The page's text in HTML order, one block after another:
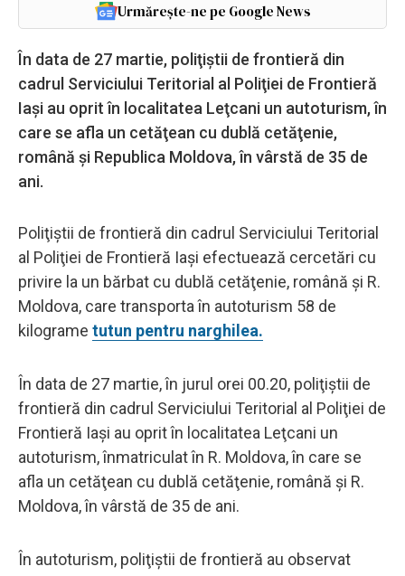
Urmărește-ne pe Google News
În data de 27 martie, poliţiştii de frontieră din
cadrul Serviciului Teritorial al Poliţiei de Frontieră
Iaşi au oprit în localitatea Leţcani un autoturism, în
care se afla un cetăţean cu dublă cetăţenie,
română şi Republica Moldova, în vârstă de 35 de
ani.
Poliţiştii de frontieră din cadrul Serviciului Teritorial
al Poliţiei de Frontieră Iaşi efectuează cercetări cu
privire la un bărbat cu dublă cetăţenie, română şi R.
Moldova, care transporta în autoturism 58 de
kilograme tutun pentru narghilea.
În data de 27 martie, în jurul orei 00.20, poliţiştii de
frontieră din cadrul Serviciului Teritorial al Poliţiei de
Frontieră Iaşi au oprit în localitatea Leţcani un
autoturism, înmatriculat în R. Moldova, în care se
afla un cetăţean cu dublă cetăţenie, română şi R.
Moldova, în vârstă de 35 de ani.
În autoturism, poliţiştii de frontieră au observat